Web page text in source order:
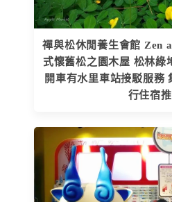
禪與松休閒養生會館 Zen
式懷舊松之園木屋 松林綠
開車有水里車站接駁服務
行住宿